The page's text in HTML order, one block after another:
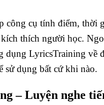
công cụ tính điểm, thời
thích người học.
dụng LyricsTraining về
sử dụng bất cứ khi nào.
– Luyện nghe